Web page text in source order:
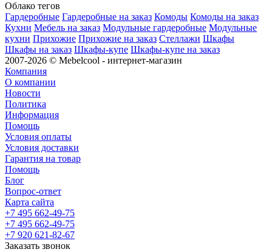
Облако тегов
Гардеробные Гардеробные на заказ Комоды Комоды на заказ
Кухни Мебель на заказ Модульные гардеробные Модульные
кухни Прихожие Прихожие на заказ Стеллажи Шкафы
Шкафы на заказ Шкафы-купе Шкафы-купе на заказ
2007-2026 © Mebelcool - интернет-магазин
Компания
О компании
Новости
Политика
Информация
Помощь
Условия оплаты
Условия доставки
Гарантия на товар
Помощь
Блог
Вопрос-ответ
Карта сайта
+7 495 662-49-75
+7 495 662-49-75
+7 920 621-82-67
Заказать звонок